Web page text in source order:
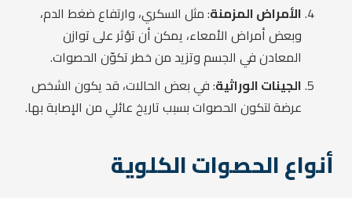
الأمراض المزمنة: مثل السكري، وارتفاع ضغط الدم،
وبعض أمراض الأمعاء، يمكن أن تؤثر على توازن
المعادن في الجسم وتزيد من خطر تكوّن الحصوات.
الجينات الوراثية: في بعض الحالات، قد يكون الشخص
عرضة لتكون الحصوات بسبب تاريخ عائلي من الإصابة بها.
أنواع الحصوات الكلوية